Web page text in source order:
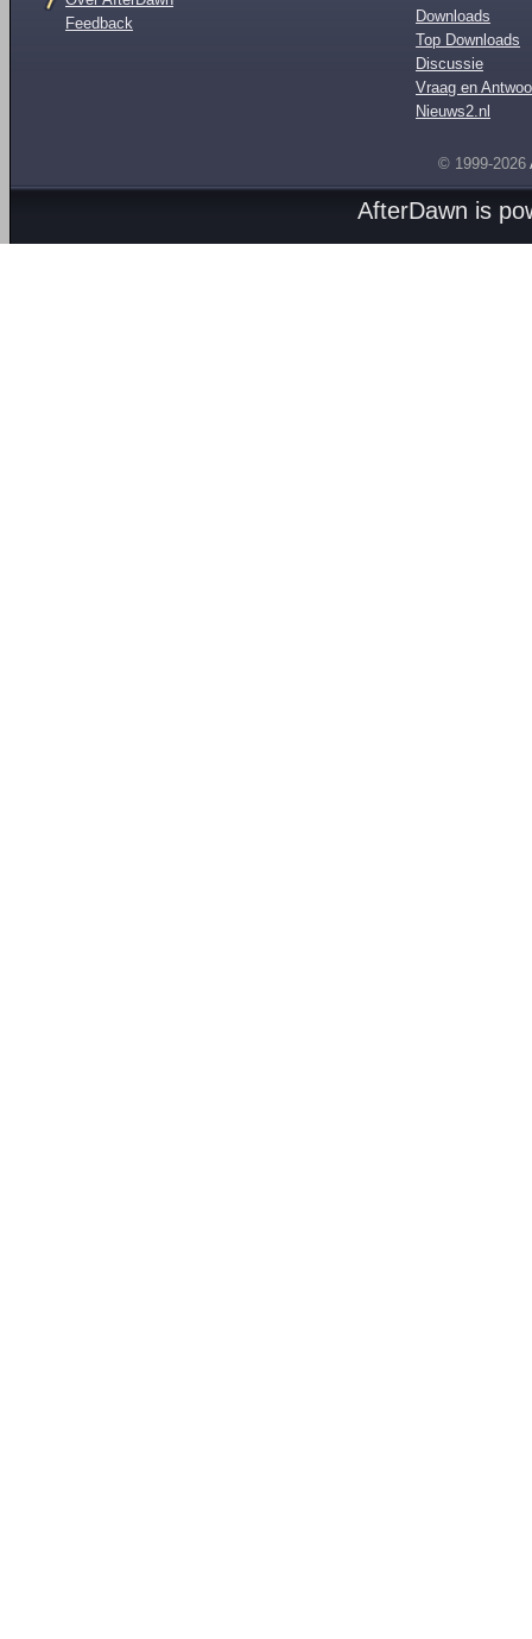
Feedback
Downloads
Top Downloads
Discussie
Vraag en
Nieuws2.nl
© 1999-2026
AfterDawn is